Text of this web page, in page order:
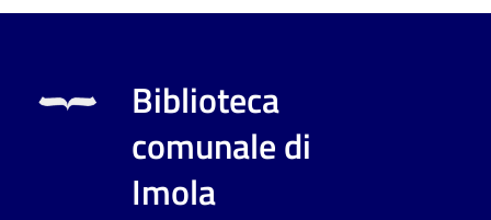
puoi
Biblioteca
comunale di
Imola